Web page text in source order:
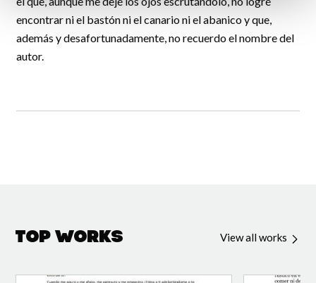
encontrar ni el bastón ni el canario ni el abanico y que,
además y desafortunadamente, no recuerdo el nombre del
autor.
Top Works View all works